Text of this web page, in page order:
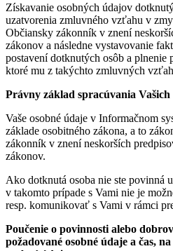
Získavanie osobných údajov
uzatvorenia zmluvného vzťahu v
Občiansky zákonník v znení
zákonov a následne vystavovanie
postavení dotknutých osôb a plnenie
ktoré mu z takýchto zmluvných
Právny základ spracúvania
Vaše osobné údaje v Informačnom
základe osobitného zákona, a to
zákonník v znení neskorších
zákonov.
Ako dotknutá osoba nie ste povinná
v takomto prípade s Vami nie je
resp. komunikovať s Vami v rámci
Poučenie o povinnosti alebo
požadované osobné údaje a čas,